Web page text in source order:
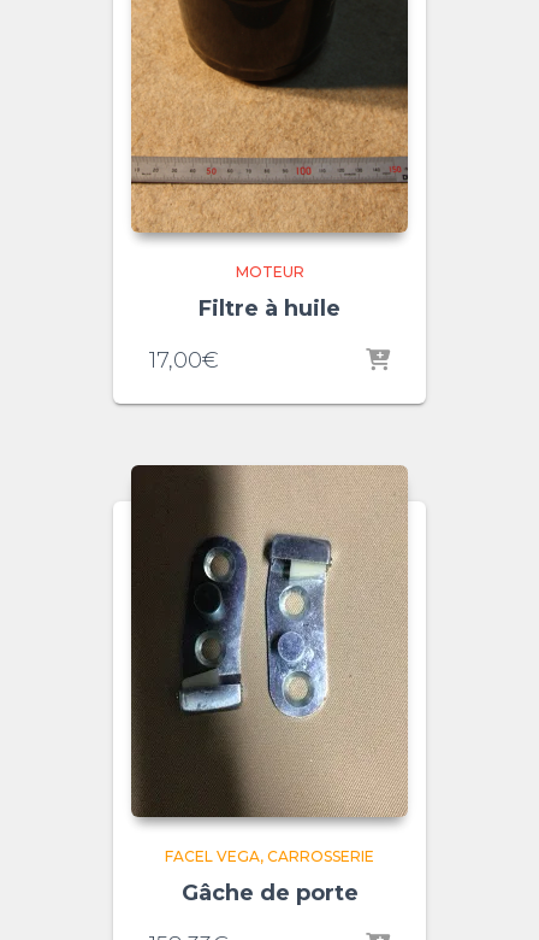
MOTEUR
Filtre à huile
17,00€
FACEL VEGA CARROSSERIE
Gâche de porte